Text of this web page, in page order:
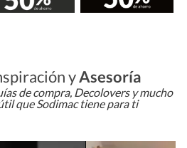
yAsesoría
de compra, Decolovers y mucho
que Sodimac tiene para ti